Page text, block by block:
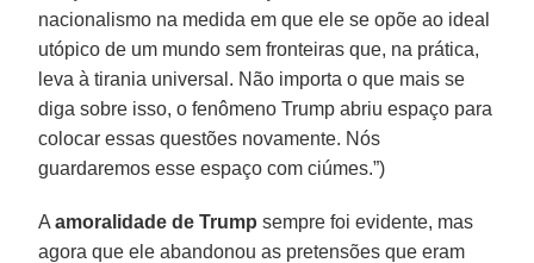
nacionalismo na medida em que ele se opõe ao ideal
utópico de um mundo sem fronteiras que, na prática,
leva à tirania universal. Não importa o que mais se
diga sobre isso, o fenômeno Trump abriu espaço para
colocar essas questões novamente. Nós
guardaremos esse espaço com ciúmes.”)
Aamoralidade de Trump sempre foi evidente, mas
agora que ele abandonou as pretensões que eram